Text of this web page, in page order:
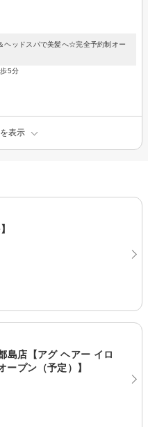
ヘッドスパで美髪へ☆完全予約制オー
5分
表示
店【アグ ヘアー イロ
ープン（予定）】